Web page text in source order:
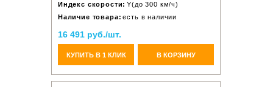
Индекс скорости: Y(до 300 км/ч)
Наличие товара: есть в наличии
16 491 руб./шт.
КУПИТЬ В 1 КЛИК В КОРЗИНУ